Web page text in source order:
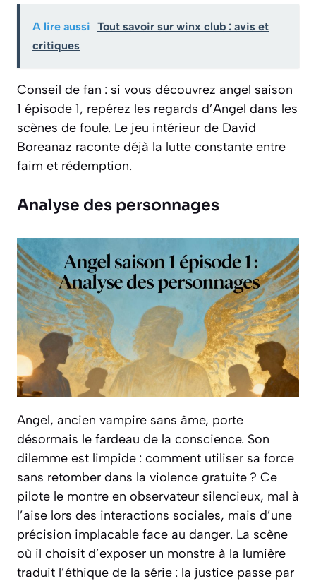
A lire aussi Tout savoir sur winx club : avis et
critiques
Conseil de fan : si vous découvrez angel saison
1 épisode 1, repérez les regards d’Angel dans les
scènes de foule. Le jeu intérieur de David
Boreanaz raconte déjà la lutte constante entre
faim et rédemption.
Analyse des personnages
Angel, ancien vampire sans âme, porte
désormais le fardeau de la conscience. Son
dilemme est limpide : comment utiliser sa force
sans retomber dans la violence gratuite ? Ce
pilote le montre en observateur silencieux, mal à
l’aise lors des interactions sociales, mais d’une
précision implacable face au danger. La scène
où il choisit d’exposer un monstre à la lumière
traduit l’éthique de la série : la justice passe par